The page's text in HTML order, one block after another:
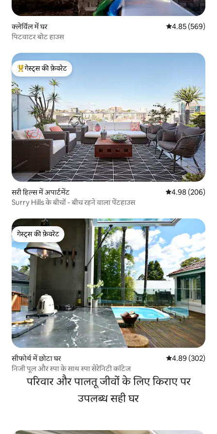
क्लेर्विल में घर औसत रेटिंग 5 में से
4.85 (569)
पिटवाटर बोट हाउस
गेस्ट्स का टॉप फ़ेवरेट
गेस्ट्स की फ़ेवरेट
सरी हिल्स में अपार्टमेंट औसत रेटिंग 5 में से
4.98 (206)
Surry Hills के बीचों - बीच रहने वाला पेंटहाउस
गेस्ट्स की फ़ेवरेट
गेस्ट्स की फ़ेवरेट
सीफोर्थ में छोटा घर औसत रेटिंग 5 में से
4.89 (302)
निजी पूल और स्पा के साथ स्पा सेरेनिटी कॉटेज
परिवार और पालतू जीवों के लिए किराए पर
उपलब्ध सही घर